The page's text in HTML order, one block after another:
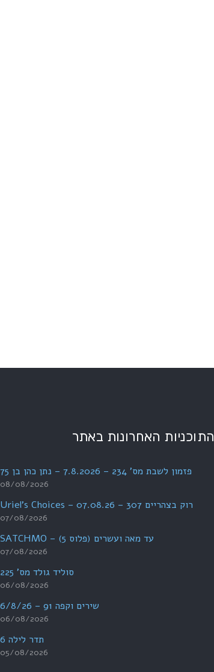
התוכניות האחרונות באתר
פזמון לשבת מס' 234 – 7.8.2026 – נתן כהן בן 75
08/08/2026
רוק בצהריים 307 – 07.08.26 – Uriel's Choices
07/08/2026
עד מאה ועשרים (פלוס 5) – SATCHMO
07/08/2026
סוליד גולד מס' 225
06/08/2026
שירים וקפה 91 – 6/8/26
06/08/2026
תדר לילה 6
05/08/2026